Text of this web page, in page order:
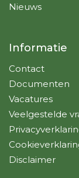
Nieuws
Informatie
Contact
Documenten
Vacatures
Veelgestelde
Disclaimer